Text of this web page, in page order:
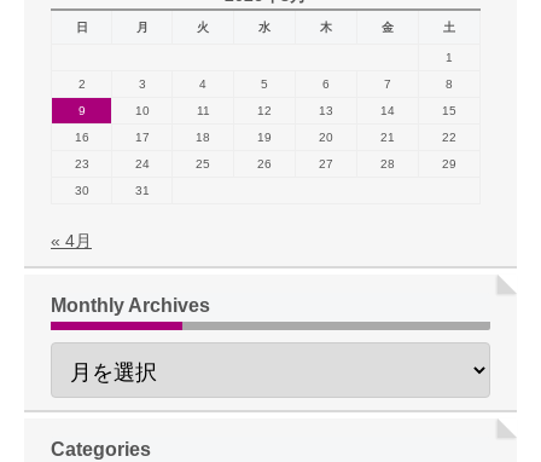
日 月 火 水 木 金 土
1
2
3 4 5 6 7
8
9
10 11 12 13 14
15
16
17 18 19 20 21
22
23
24 25 26 27 28
29
30
31
« 4月
Monthly Archives
Categories